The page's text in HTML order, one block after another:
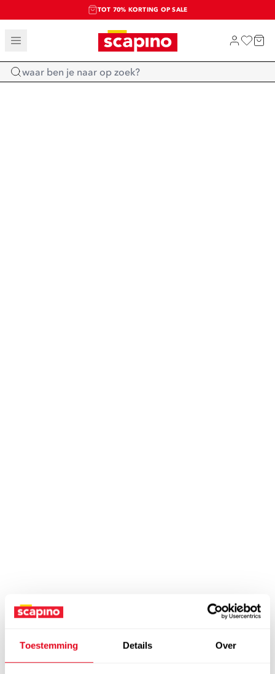
Toestemming Details Over
TOT 70% KORTING OP SALE
SALE: LAATSTE KANS!
SHOP NIEUW
Home